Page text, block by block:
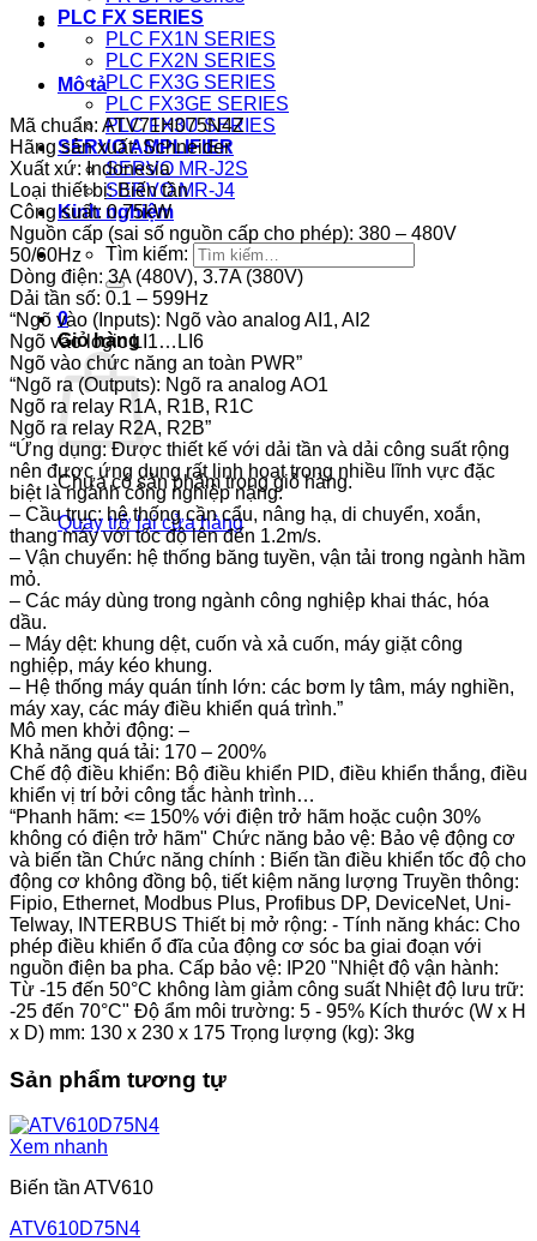
PLC FX SERIES
PLC FX1N SERIES
PLC FX2N SERIES
PLC FX3G SERIES
PLC FX3GE SERIES
PLC FX3U SERIES
SERVO AMPLIFIER
SERVO MR-J2S
SERVO MR-J4
Kinh nghiệm
Tìm kiếm:
0
Giỏ hàng
Chưa có sản phẩm trong giỏ hàng.
Quay trở lại cửa hàng
Mô tả
Mã chuẩn: ATV71H075N4Z
Hãng sản xuất: Schneider
Xuất xứ: Indonesia
Loại thiết bị: Biến tần
Công suất: 0.75kW
Nguồn cấp (sai số nguồn cấp cho phép): 380 – 480V
50/60Hz
Dòng điện: 3A (480V), 3.7A (380V)
Dải tần số: 0.1 – 599Hz
“Ngõ vào (Inputs): Ngõ vào analog AI1, AI2
Ngõ vào logic LI1…LI6
Ngõ vào chức năng an toàn PWR”
“Ngõ ra (Outputs): Ngõ ra analog AO1
Ngõ ra relay R1A, R1B, R1C
Ngõ ra relay R2A, R2B”
“Ứng dụng: Được thiết kế với dải tần và dải công suất rộng
nên được ứng dụng rất linh hoạt trong nhiều lĩnh vực đặc
biệt là ngành công nghiệp nặng:
– Cầu trục: hệ thống cần cẩu, nâng hạ, di chuyển, xoắn,
thang máy với tốc độ lên đến 1.2m/s.
– Vận chuyển: hệ thống băng tuyền, vận tải trong ngành hầm
mỏ.
– Các máy dùng trong ngành công nghiệp khai thác, hóa
dầu.
– Máy dệt: khung dệt, cuốn và xả cuốn, máy giặt công
nghiệp, máy kéo khung.
– Hệ thống máy quán tính lớn: các bơm ly tâm, máy nghiền,
máy xay, các máy điều khiển quá trình.”
Mô men khởi động: –
Khả năng quá tải: 170 – 200%
Chế độ điều khiển: Bộ điều khiển PID, điều khiển thắng, điều
khiển vị trí bởi công tắc hành trình…
“Phanh hãm: <= 150% với điện trở hãm hoặc cuộn 30%
không có điện trở hãm" Chức năng bảo vệ: Bảo vệ động cơ
và biến tần Chức năng chính : Biến tần điều khiển tốc độ cho
động cơ không đồng bộ, tiết kiệm năng lượng Truyền thông:
Fipio, Ethernet, Modbus Plus, Profibus DP, DeviceNet, Uni-
Telway, INTERBUS Thiết bị mở rộng: - Tính năng khác: Cho
phép điều khiển ổ đĩa của động cơ sóc ba giai đoạn với
nguồn điện ba pha. Cấp bảo vệ: IP20 "Nhiệt độ vận hành:
Từ -15 đến 50°C không làm giảm công suất Nhiệt độ lưu trữ:
-25 đến 70°C" Độ ẩm môi trường: 5 - 95% Kích thước (W x H
x D) mm: 130 x 230 x 175 Trọng lượng (kg): 3kg
Sản phẩm tương tự
Xem nhanh
Biến tần ATV610
ATV610D75N4